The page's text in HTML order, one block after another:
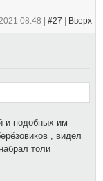
08:48 | #27 Вверх
и подобных им
, видел
толи